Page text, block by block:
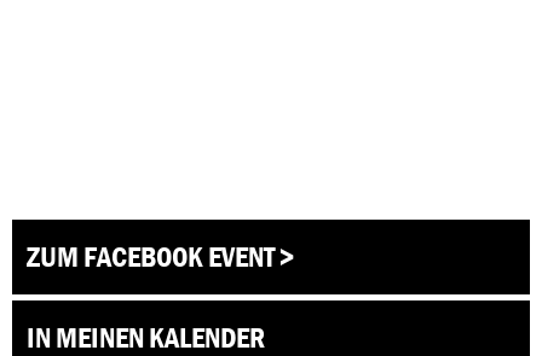
ZUM FACEBOOK EVENT >
IN MEINEN KALENDER